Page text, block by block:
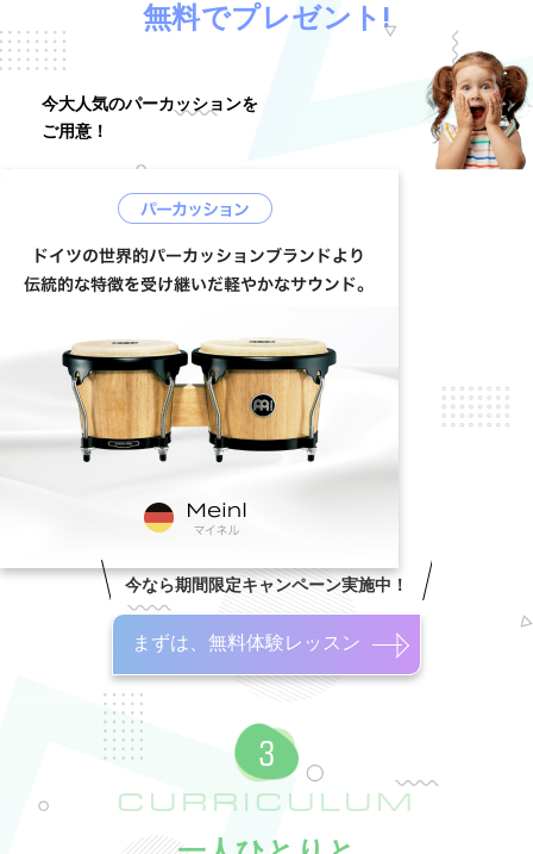
無料でプレゼント!
今大人気のパーカッションを
ご用意！
今なら期間限定キャンペーン実施中！
まずは、無料体験レッスン
CURRICULUM